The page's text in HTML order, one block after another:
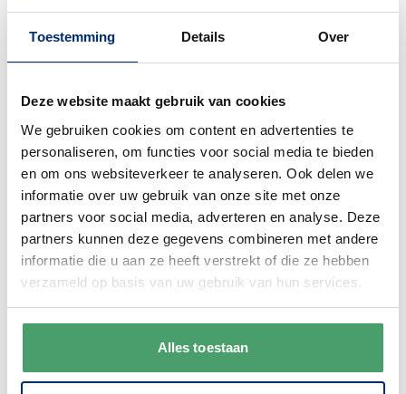
Toestemming Details Over
Deze website maakt gebruik van cookies
We gebruiken cookies om content en advertenties te
personaliseren, om functies voor social media te bieden
en om ons websiteverkeer te analyseren. Ook delen we
informatie over uw gebruik van onze site met onze
partners voor social media, adverteren en analyse. Deze
partners kunnen deze gegevens combineren met andere
informatie die u aan ze heeft verstrekt of die ze hebben
verzameld op basis van uw gebruik van hun services.
Alles toestaan
Villeroy Boch Christmas
Villeroy & Boch Christmas Winter Bakery
Delight Sterschaal op voet 27x21x12 cm
Special Price
€ 59,95
€ 94,90
Nog 3 items op voorraad
In winkelwagen
Villeroy Boch Christmas
Villeroy & Boch Christmas Winter Bakery
Delight Schaal Ster - kerstboom 37.5 x 33
cm